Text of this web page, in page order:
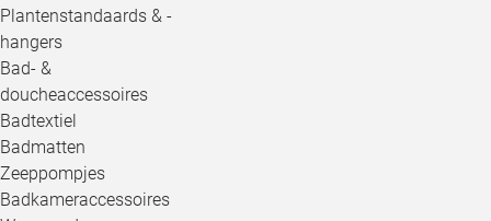
Plantenstandaards & -
hangers
Bad- &
doucheaccessoires
Badtextiel
Badmatten
Zeeppompjes
Badkameraccessoires